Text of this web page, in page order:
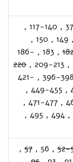
37
,
117-140
,
,
149
,
150
,
,
183
,
186-
,
209-213
,
220
396-
,
421-
,
449-455
,
,
471-477
,
,
494
,
495
,
52-
,
56
,
57
,